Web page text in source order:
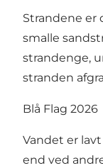
Strandene er
smalle
strandenge,
stranden
Blå Flag 2026
Vandet er
end ved